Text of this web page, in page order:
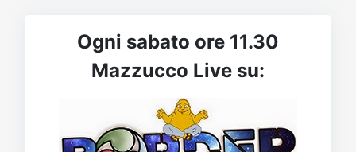
Ogni sabato ore 11.30
Mazzucco Live su: